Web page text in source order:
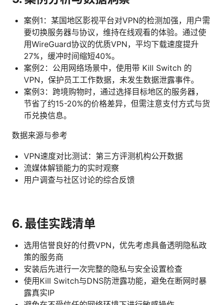
案例1：某国地区影视平台对VPN的检测加强，用户需
要切换服务器与协议，维持在线观看的体验。通过使
用WireGuard协议的优质VPN，平均下载速度提升
27%，缓冲时间缩短40%。
案例2：公用网络场景中，使用带 Kill Switch 的
VPN，保护员工工作数据，未发生数据泄露事件。
案例3：跨境购物时，通过选择目标地区的服务器，
节省了约15-20%的价格差异，但需注意支付方式与货
币兑换信息。
数据来源与参考
VPN速度对比测试：第三方评测机构公开数据
流媒体解锁能力的实时观察
用户调查与社区讨论的综合反馈
6. 最佳实践清单
选用信誉良好的付费VPN，优先考虑具备透明隐私政
策的服务商
安装后先进行一次完整的隐私与安全设置检查
使用Kill Switch与DNS防泄露功能，避免在断网时暴
露真实IP